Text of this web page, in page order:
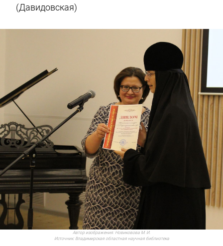
(Давидовская)
Автор изображения: Новиковова М. И.
Источник: Владимирская областная научная библиотека